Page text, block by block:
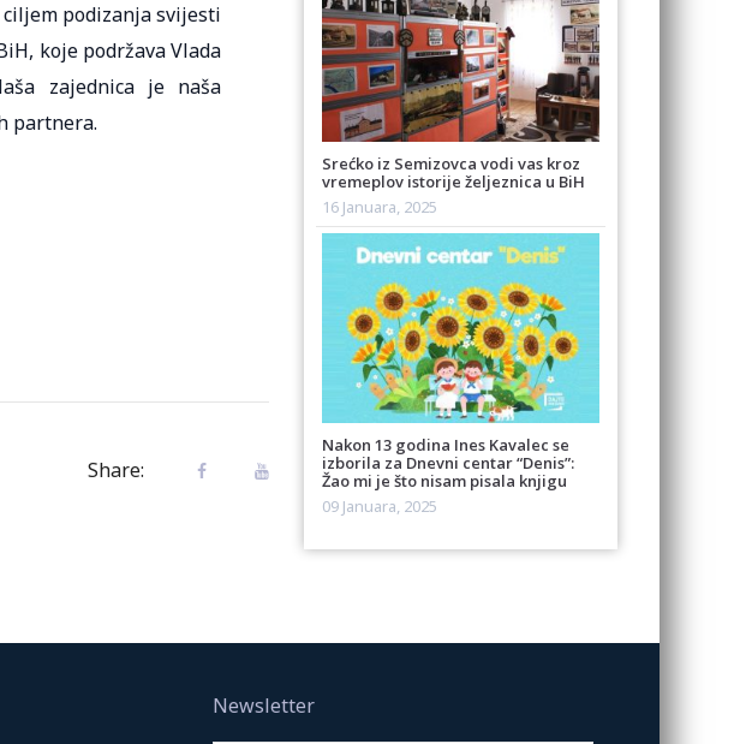
podizanja svijesti
koje podržava Vlada
zajednica je naša
partnera.
Share:
Srećko iz Semizovca vodi vas kroz
vremeplov istorije željeznica u BiH
16 Januara, 2025
Nakon 13 godina Ines Kavalec se
izborila za Dnevni centar “Denis”:
Žao mi je što nisam pisala knjigu
09 Januara, 2025
Newsletter